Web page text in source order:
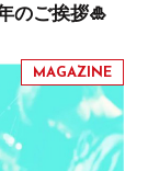
のご挨拶🎍